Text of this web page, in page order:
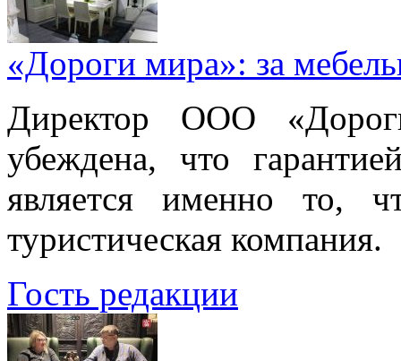
«Дороги мира»: за
Директор ООО
убеждена, что
является именно то,
туристическая компания.
Гость редакции